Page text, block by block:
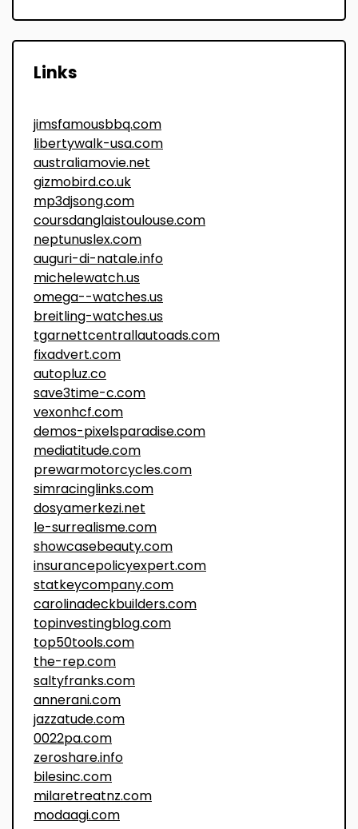
Links
jimsfamousbbq.com
libertywalk-usa.com
australiamovie.net
gizmobird.co.uk
mp3djsong.com
coursdanglaistoulouse.com
neptunuslex.com
auguri-di-natale.info
michelewatch.us
omega--watches.us
breitling-watches.us
tgarnettcentrallautoads.com
fixadvert.com
autopluz.co
save3time-c.com
vexonhcf.com
demos-pixelsparadise.com
mediatitude.com
prewarmotorcycles.com
simracinglinks.com
dosyamerkezi.net
le-surrealisme.com
showcasebeauty.com
insurancepolicyexpert.com
statkeycompany.com
carolinadeckbuilders.com
topinvestingblog.com
top50tools.com
the-rep.com
saltyfranks.com
annerani.com
jazzatude.com
0022pa.com
zeroshare.info
bilesinc.com
milaretreatnz.com
modaagi.com